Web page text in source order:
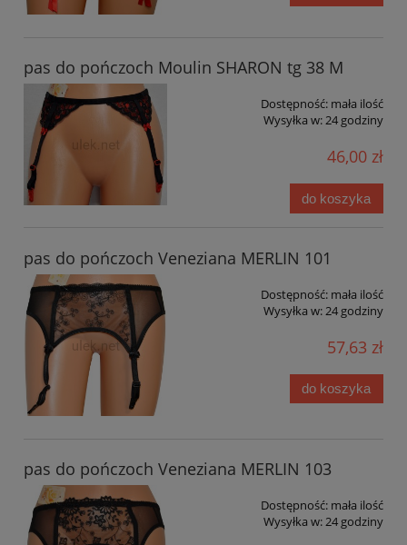
pas do pończoch Moulin SHARON tg 38 M
Dostępność: mała ilość
Wysyłka w:24 godziny
46,00 zł
do koszyka
pas do pończoch Veneziana MERLIN 101
Dostępność: mała ilość
Wysyłka w:24 godziny
57,63 zł
do koszyka
pas do pończoch Veneziana MERLIN 103
Dostępność: mała ilość
Wysyłka w:24 godziny